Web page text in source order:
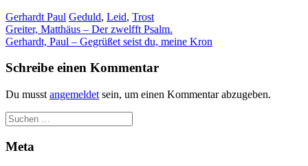
Gerhardt Paul Geduld, Leid, Trost
Beitragsnavigation
Greiter, Matthäus – Der zwelfft Psalm.
Gerhardt, Paul – Gegrüßet seist du, meine Kron
Schreibe einen Kommentar
Du musst angemeldet sein, um einen Kommentar abzugeben.
Meta